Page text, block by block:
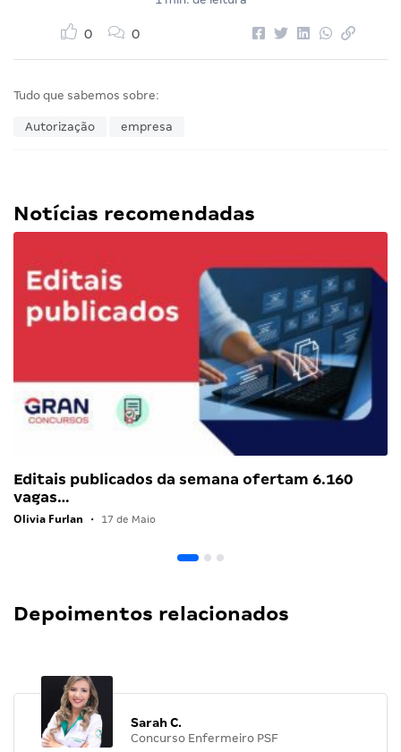
0 0
Tudo que sabemos sobre:
Autorização empresa
Notícias recomendadas
Editais publicados da semana ofertam 6.160
vagas…
Olivia Furlan • 17 de Maio
Depoimentos relacionados
Sarah C.
Concurso Enfermeiro PSF